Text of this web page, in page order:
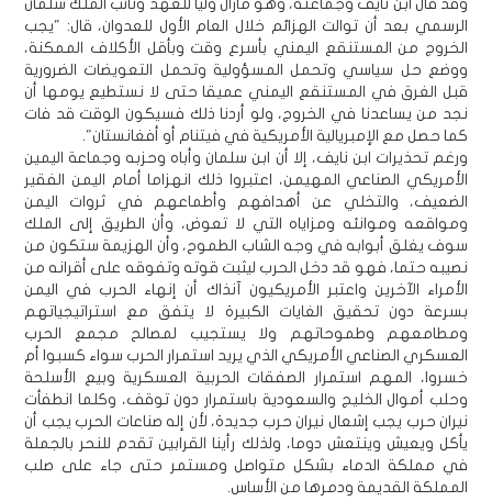
وقد قال ابن نايف وجماعته، وهو مازال وليا للعهد ونائب الملك سلمان
الرسمي بعد أن توالت الهزائم خلال العام الأول للعدوان، قال: "يجب
الخروج من المستنقع اليمني بأسرع وقت وبأقل الأكلاف الممكنة،
ووضع حل سياسي وتحمل المسؤولية وتحمل التعويضات الضرورية
قبل الغرق في المستنقع اليمني عميقا حتى لا نستطيع يومها أن
نجد من يساعدنا في الخروج، ولو أردنا ذلك فسيكون الوقت قد فات
كما حصل مع الإمبريالية الأمريكية في فيتنام أو أفغانستان".
ورغم تحذيرات ابن نايف، إلا أن ابن سلمان وأباه وحزبه وجماعة اليمين
الأمريكي الصناعي المهيمن، اعتبروا ذلك انهزاما أمام اليمن الفقير
الضعيف، والتخلي عن أهدافهم وأطماعهم في ثروات اليمن
ومواقعه وموانئه ومزاياه التي لا تعوض، وأن الطريق إلى الملك
سوف يغلق أبوابه في وجه الشاب الطموح، وأن الهزيمة ستكون من
نصيبه حتما، فهو قد دخل الحرب ليثبت قوته وتفوقه على أقرانه من
الأمراء الآخرين واعتبر الأمريكيون آنذاك أن إنهاء الحرب في اليمن
بسرعة دون تحقيق الغايات الكبيرة لا يتفق مع استراتيجياتهم
ومطامعهم وطموحاتهم ولا يستجيب لمصالح مجمع الحرب
العسكري الصناعي الأمريكي الذي يريد استمرار الحرب سواء كسبوا أم
خسروا، المهم استمرار الصفقات الحربية العسكرية وبيع الأسلحة
وحلب أموال الخليج والسعودية باستمرار دون توقف، وكلما انطفأت
نيران حرب يجب إشعال نيران حرب جديدة، لأن إله صناعات الحرب يجب أن
يأكل ويعيش وينتعش دوما، ولذلك رأينا القرابين تقدم للنحر بالجملة
في مملكة الدماء بشكل متواصل ومستمر حتى جاء على صلب
المملكة القديمة ودمرها من الأساس.